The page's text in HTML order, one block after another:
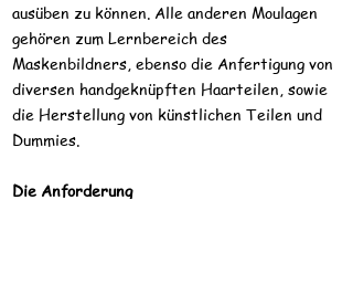
ausüben zu können. Alle anderen Moulagen
gehören zum Lernbereich des
Maskenbildners, ebenso die Anfertigung von
diversen handgeknüpften Haarteilen, sowie
die Herstellung von künstlichen Teilen und
Dummies.
Die Anforderung